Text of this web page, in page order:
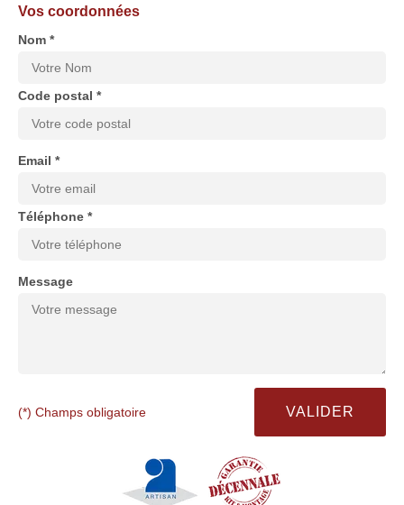
Vos coordonnées
Nom *
Code postal *
Email *
Téléphone *
Message
(*) Champs obligatoire